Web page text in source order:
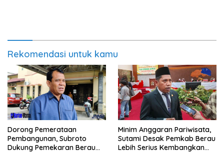
Rekomendasi untuk kamu
Dorong Pemerataan
Pembangunan, Subroto
Dukung Pemekaran Berau
Minim Anggaran Pariwisata,
Sutami Desak Pemkab Berau
Lebih Serius Kembangkan